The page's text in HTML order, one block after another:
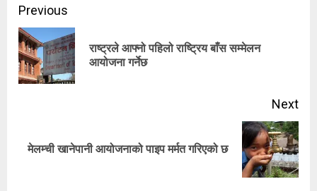
Continue
Reading
Previous
राष्ट्रले आफ्नो पहिलो राष्ट्रिय बाँस सम्मेलन
आयोजना गर्नेछ
Next
Next
मेलम्ची खानेपानी आयोजनाको पाइप मर्मत गरिएको छ